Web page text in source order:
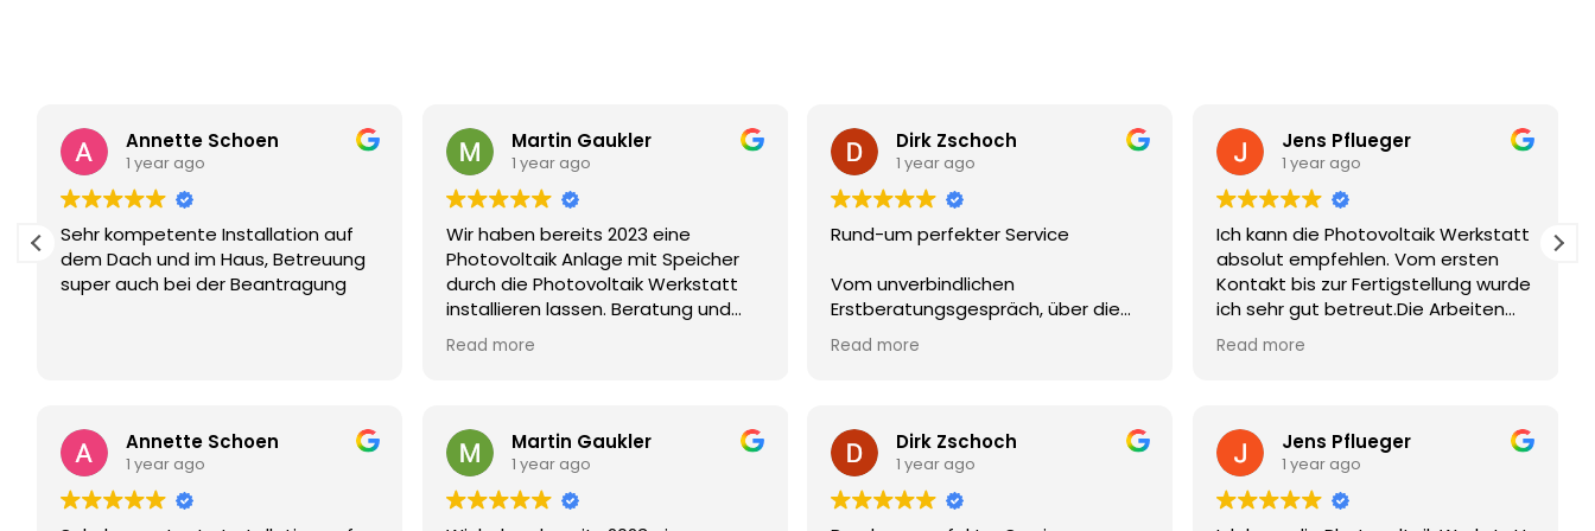
Annette Schoen
1 year ago
Sehr kompetente Installation auf
dem Dach und im Haus, Betreuung
super auch bei der Beantragung
Martin Gaukler
1 year ago
Wir haben bereits 2023 eine
Photovoltaik Anlage mit Speicher
durch die Photovoltaik Werkstatt
installieren lassen. Beratung und
Montage war einwandfrei und wir
sind immer noch sehr zufrieden mit
zugelegt. Auch hier war die Planung
und Installation sehr gut. Auch die
Mitarbeiter im Büro hatten stehts
einen freundlichen Umgang.
Read more
Dirk Zschoch
1 year ago
Rund-um perfekter Service
Vom unverbindlichen
Erstberatungsgespräch, über die
Beratung und Konzeption durch
den Vertrieb, die Modulmontage bis
Inbetriebnahme ist alles perfekt
gelaufen. Alle zwischenzeitlich
aufkommenden Fragen wurden
sowohl vertriebsseitig, als auch
Read more
Jens Pflueger
1 year ago
Ich kann die Photovoltaik Werkstatt
absolut empfehlen. Vom ersten
Kontakt bis zur Fertigstellung wurde
ich sehr gut betreut.Die Arbeiten
wurden zum pünktlich und sehr
professionell ausgeführt. Alles hat
hervorragend. Vielen Dank auch
nochmal für die kurzfristige
Terminfindung !
Read more
Annette Schoen
1 year ago
Martin Gaukler
1 year ago
Dirk Zschoch
1 year ago
Jens Pflueger
1 year ago